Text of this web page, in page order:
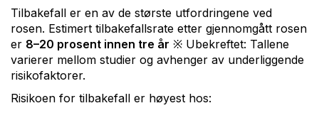
Tilbakefall er en av de største utfordringene ved
rosen. Estimert tilbakefallsrate etter gjennomgått rosen
er 8–20 prosent innen tre år ※ Ubekreftet: Tallene
varierer mellom studier og avhenger av underliggende
risikofaktorer.
Risikoen for tilbakefall er høyest hos: